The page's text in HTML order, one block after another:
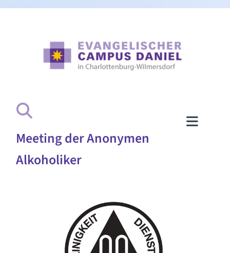
Meeting der Anonymen
Alkoholiker